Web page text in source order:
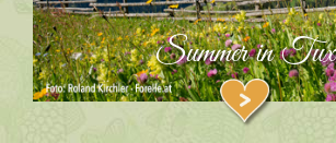
Summer in Tux